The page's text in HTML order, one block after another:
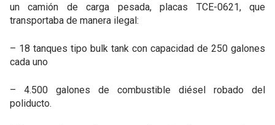
un camión de carga pesada, placas TCE-0621, que
transportaba de manera ilegal:
– 18 tanques tipo bulk tank con capacidad de 250 galones
cada uno
– 4.500 galones de combustible diésel robado del
poliducto.